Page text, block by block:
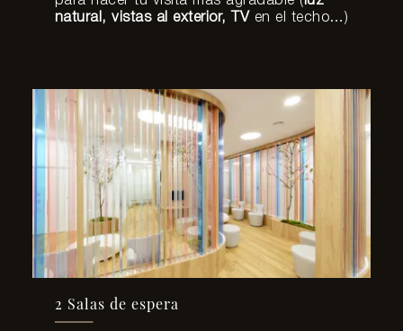
natural, vistas al exterior, TV en el techo…)
2 Salas de espera